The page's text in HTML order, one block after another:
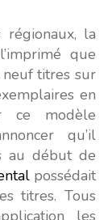
la
que
titres sur
en
ce modèle
qu’il
au début de
possédait
titres. Tous
les